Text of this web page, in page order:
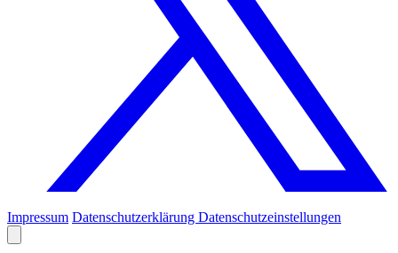
Impressum Datenschutzerklärung Datenschutzeinstellungen